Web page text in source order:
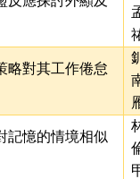
略對其工作倦怠
記憶的情境相似